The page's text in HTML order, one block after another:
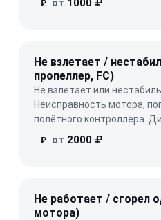
₽ от 1000 ₽
Не взлетает /
пропеллер, FC)
Не взлетает или
Неисправность мотора,
полётного контроллера.
₽ от 2000 ₽
Не работает / сгорел
мотора)